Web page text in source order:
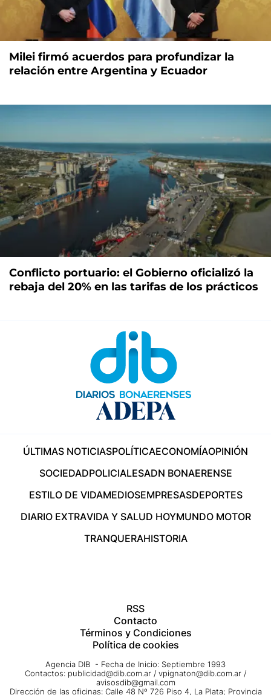
Milei firmó acuerdos para profundizar la
relación entre Argentina y Ecuador
Conflicto portuario: el Gobierno oficializó la
rebaja del 20% en las tarifas de los prácticos
ÚLTIMAS NOTICIASPOLÍTICAECONOMÍAOPINIÓN
SOCIEDADPOLICIALESADN BONAERENSE
ESTILO DE VIDAMEDIOSEMPRESASDEPORTES
DIARIO EXTRAVIDA Y SALUD HOYMUNDO MOTOR
TRANQUERAHISTORIA
RSS
Contacto
Términos y Condiciones
Política de cookies
Agencia DIB - Fecha de Inicio: Septiembre 1993
Contactos: publicidad@dib.com.ar / vpignaton@dib.com.ar /
avisosdib@gmail.com
Dirección de las oficinas: Calle 48 Nº 726 Piso 4, La Plata; Provincia